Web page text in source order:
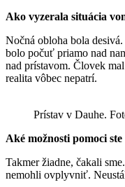
Ako vyzerala situácia
Nočná obloha bola
bolo počuť priamo nad
nad prístavom. Človek
realita vôbec nepatrí.
Prístav v Dauhe.
Aké možnosti pomoci ste
Takmer žiadne, čakali
nemohli ovplyvniť.